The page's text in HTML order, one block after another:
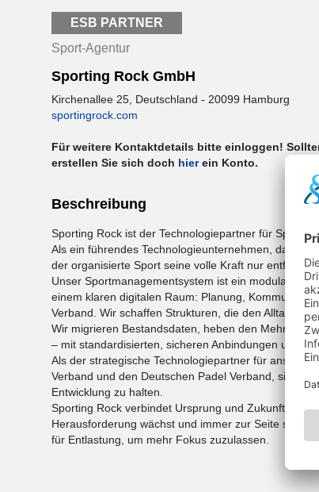
ESB PARTNER
Sport-Agentur
Sporting Rock GmbH
Kirchenallee 25, Deutschland - 20099 Hamburg
sportingrock.com
Für weitere Kontaktdetails bitte einloggen!
erstellen Sie sich doch hierein Konto.
Beschreibung
Sporting Rock ist der Technologiepartner für
Als ein führendes Technologieunternehmen, das
der organisierte Sport seine volle Kraft nur entfalten
Unser Sportmanagementsystem ist ein modulares,
einem klaren digitalen Raum: Planung,
Verband. Wir schaffen Strukturen, die den Alltag im
Wir migrieren Bestandsdaten, heben den Mehrwert
– mit standardisierten, sicheren Anbindungen u.a.
Als der strategische Technologiepartner für
Verband und den Deutschen Padel Verband, sind
Entwicklung zu halten.
Sporting Rock verbindet Ursprung und Zukunft des
Herausforderung wächst und immer zur Seite steht.
für Entlastung, um mehr Fokus zuzulassen.